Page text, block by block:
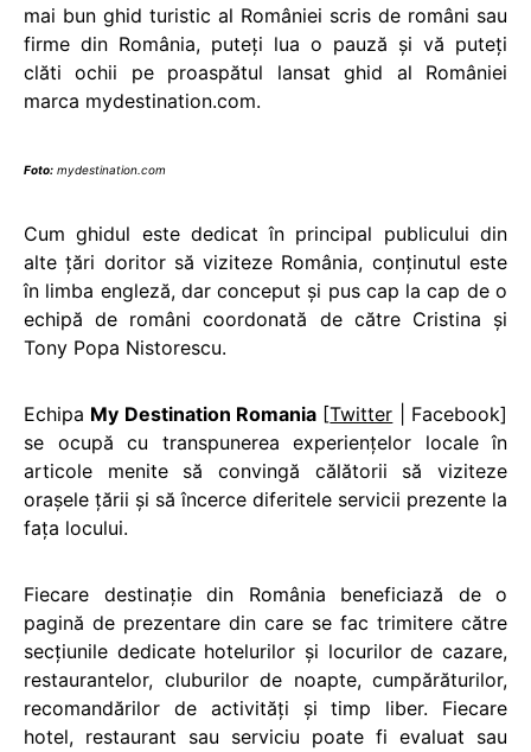
mai bun ghid turistic al României scris de români sau
firme din România, puteţi lua o pauză şi vă puteţi
clăti ochii pe proaspătul lansat ghid al României
marca mydestination.com.
Foto: mydestination.com
Cum ghidul este dedicat în principal publicului din
alte ţări doritor să viziteze România, conţinutul este
în limba engleză, dar conceput şi pus cap la cap de o
echipă de români coordonată de către Cristina şi
Tony Popa Nistorescu.
Echipa My Destination Romania [Twitter | Facebook]
se ocupă cu transpunerea experienţelor locale în
articole menite să convingă călătorii să viziteze
oraşele ţării şi să încerce diferitele servicii prezente la
faţa locului.
Fiecare destinaţie din România beneficiază de o
pagină de prezentare din care se fac trimitere către
secţiunile dedicate hotelurilor şi locurilor de cazare,
restaurantelor, cluburilor de noapte, cumpărăturilor,
recomandărilor de activităţi şi timp liber. Fiecare
hotel, restaurant sau serviciu poate fi evaluat sau